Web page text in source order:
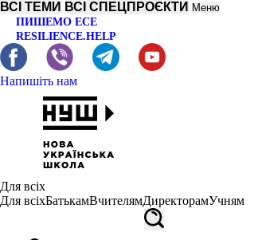
ВСІ ТЕМИ ВСІ СПЕЦПРОЄКТИ Меню
ПИШЕМО ЕСЕ
RESILIENCE.HELP
Напишіть нам
Для всіх
Для всіхБатькамВчителямДиректорамУчням